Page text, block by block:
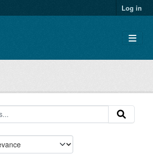
Log in